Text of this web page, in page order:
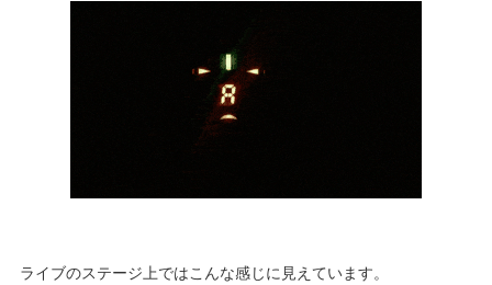
ライブのステージ上ではこんな感じに見えています。